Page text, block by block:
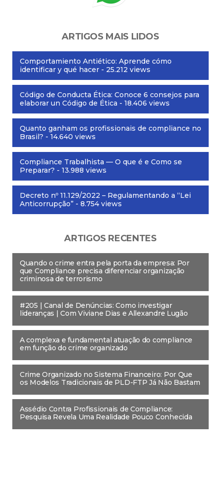
ARTIGOS MAIS LIDOS
Comportamiento Antiético: Aprende cómo
identificar y qué hacer - 25.212 views
Código de Conducta Ética: Conoce 6 consejos para
elaborar un Código de Ética - 18.406 views
Quanto ganham os profissionais de compliance no
Brasil? - 14.640 views
Compliance Trabalhista — O que é e Como se
Preparar? - 13.988 views
Decreto nº 11.129/2022 – Regulamentando a “Lei
Anticorrupção” - 8.754 views
ARTIGOS RECENTES
Quando o crime entra pela porta da empresa: Por
que Compliance precisa diferenciar organização
criminosa de terrorismo
#205 | Canal de Denúncias: Como investigar
lideranças | Com Viviane Dias e Allexandre Lugão
A complexa e fundamental atuação do compliance
em função do crime organizado
Crime Organizado no Sistema Financeiro: Por Que
os Modelos Tradicionais de PLD-FTP Já Não Bastam
Assédio Contra Profissionais de Compliance:
Pesquisa Revela Uma Realidade Pouco Conhecida